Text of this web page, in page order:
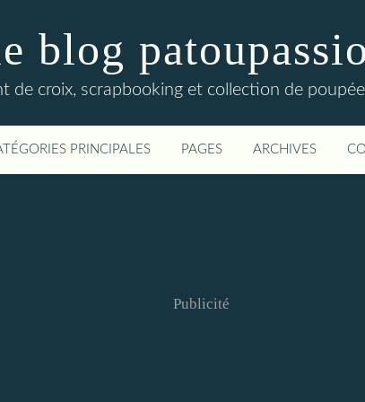
blog
de croix, scrapbooking et collection de
PRINCIPALES PAGES ARCHIVES
Publicité